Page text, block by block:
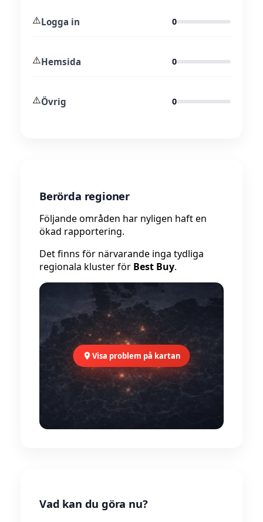
⚠️Logga in 0
⚠️Hemsida 0
⚠️Övrig 0
Berörda regioner
Följande områden har nyligen haft en
ökad rapportering.
Det finns för närvarande inga tydliga
regionala kluster för Best Buy.
Visa problem på kartan
Vad kan du göra nu?